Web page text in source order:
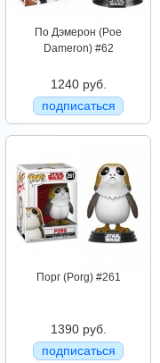
По Дэмерон (Poe
Dameron) #62
1240 руб.
подписаться
Порг (Porg) #261
1390 руб.
подписаться